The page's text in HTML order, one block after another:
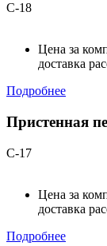
С-18
Цена за
доставка
Подробнее
Пристенная
С-17
Цена за
доставка
Подробнее